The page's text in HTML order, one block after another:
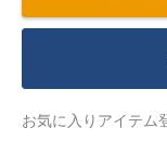
お気に入りアイテム